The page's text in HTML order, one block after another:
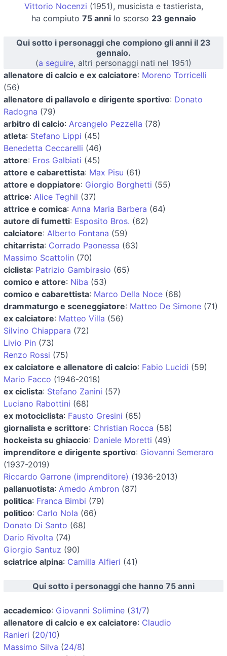
Vittorio Nocenzi (1951), musicista e tastierista,
ha compiuto 75 annilo scorso 23 gennaio
Qui sotto i personaggi che compiono gli anni il 23
gennaio.
(a seguire, altri personaggi nati nel 1951)
allenatore di calcio e ex calciatore: Moreno Torricelli
(56)
allenatore di pallavolo e dirigente sportivo: Donato
Radogna (79)
arbitro di calcio: Arcangelo Pezzella (78)
atleta: Stefano Lippi (45)
Benedetta Ceccarelli (46)
attore: Eros Galbiati (45)
attore e cabarettista: Max Pisu (61)
attore e doppiatore: Giorgio Borghetti (55)
attrice: Alice Teghil (37)
attrice e comica: Anna Maria Barbera (64)
autore di fumetti: Esposito Bros. (62)
calciatore: Alberto Fontana (59)
chitarrista: Corrado Paonessa (63)
Massimo Scattolin (70)
ciclista: Patrizio Gambirasio (65)
comico e attore: Niba (53)
comico e cabarettista: Marco Della Noce (68)
drammaturgo e sceneggiatore: Matteo De Simone (71)
ex calciatore: Matteo Villa (56)
Silvino Chiappara (72)
Livio Pin (73)
Renzo Rossi (75)
ex calciatore e allenatore di calcio: Fabio Lucidi (59)
Mario Facco (1946-2018)
ex ciclista: Stefano Zanini (57)
Luciano Rabottini (68)
ex motociclista: Fausto Gresini (65)
giornalista e scrittore: Christian Rocca (58)
hockeista su ghiaccio: Daniele Moretti (49)
imprenditore e dirigente sportivo: Giovanni Semeraro
(1937-2019)
Riccardo Garrone (imprenditore) (1936-2013)
pallanuotista: Amedo Ambron (87)
politica: Franca Bimbi (79)
politico: Carlo Nola (66)
Donato Di Santo (68)
Dario Rivolta (74)
Giorgio Santuz (90)
sciatrice alpina: Camilla Alfieri (41)
Qui sotto i personaggi che hanno 75 anni
accademico: Giovanni Solimine (31/7)
allenatore di calcio e ex calciatore: Claudio
Ranieri (20/10)
Massimo Silva (24/8)